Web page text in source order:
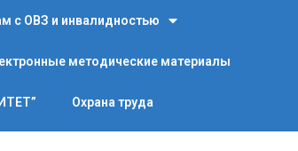
с ОВЗ и инвалидностью
методические материалы
Охрана труда